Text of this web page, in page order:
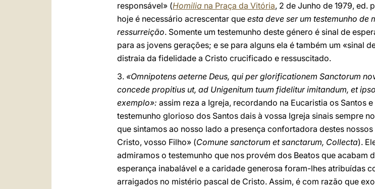
responsável» (Homilia na Praça da Vitória, 2 de Junho de 1979, ed.
hoje é necessário acrescentar que esta deve ser um testemunho
ressurreição. Somente um testemunho deste género é sinal de
para as jovens gerações; e se para alguns ela é também um «sinal
distraia da fidelidade a Cristo crucificado e ressuscitado.
3. «Omnipotens aeterne Deus, qui per glorificationem Sanctorum
concede propitius ut, ad Unigenitum tuum fidelitur imitandum, et
exemplo»: assim reza a Igreja, recordando na Eucaristia os Santos
testemunho glorioso dos Santos dais à vossa Igreja sinais sempre
que sintamos ao nosso lado a presença confortadora destes
Cristo, vosso Filho» (Comune sanctorum et sanctarum, Collecta).
admiramos o testemunho que nos provém dos Beatos que acabam
esperança inabalável e a caridade generosa foram-lhes atribuídas
arraigados no mistério pascal de Cristo. Assim, é com razão que